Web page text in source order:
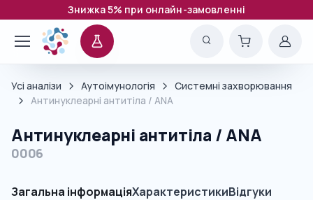
Знижка 5% при онлайн-замовленні
Усі аналізи Аутоімунологія
Системні захворювання
Антинуклеарні антитіла / ANA
Антинуклеарні антитіла / ANA
0006
Загальна інформаціяХарактеристикиВідгуки